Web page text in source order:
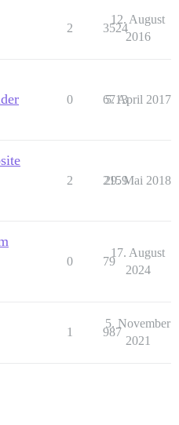
2 3524
12. August
2016
0 6713
5. April 2017
2 2159
29. Mai 2018
0 79
17. August
2024
1 987
5. November
2021